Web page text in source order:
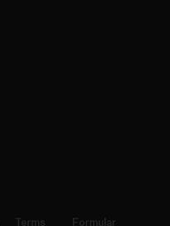
Terms Formular